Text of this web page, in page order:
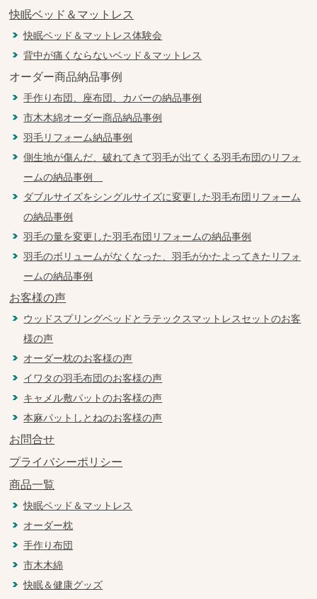
快眠ベッド＆マットレス
快眠ベッド＆マットレス体験会
背中が痛くならないベッド＆マットレス
オーダー商品納品事例
手作り布団、座布団、カバーの納品事例
市木木綿オーダー商品納品事例
羽毛リフォーム納品事例
側生地が傷んだ、破れてきて羽毛が出てくる羽毛布団のリフォ
ームの納品事例
ダブルサイズをシングルサイズに変更した羽毛布団リフォーム
の納品事例
羽毛の量を変更した羽毛布団リフォームの納品事例
羽毛のボリュームがなくなった、羽毛がかたよってきたリフォ
ームの納品事例
お客様の声
ウッドスプリングベッドとラテックスマットレスセットのお客
様の声
オーダー枕のお客様の声
イワタの羽毛布団のお客様の声
キャメル敷パットのお客様の声
本麻パットしとねのお客様の声
お問合せ
プライバシーポリシー
商品一覧
快眠ベッド＆マットレス
オーダー枕
手作り布団
市木木綿
快眠＆健康グッズ